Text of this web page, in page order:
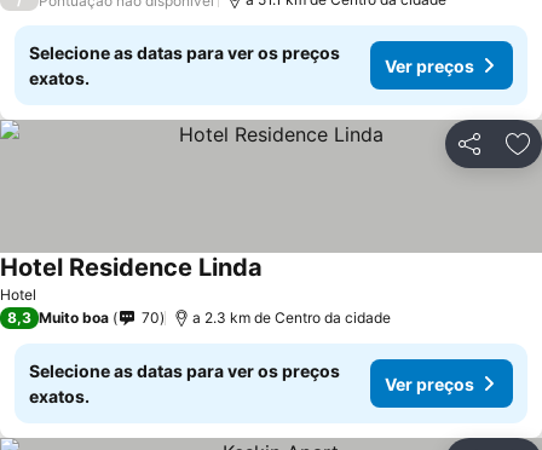
Selecione as datas para ver os preços
exatos.
Ver preços
Partilhar
Hotel
Hotel Residence Linda
8,3 Muito boa 70 a 2.3 km de Centro da cidade
Selecione as datas para ver os preços
exatos.
Ver preços